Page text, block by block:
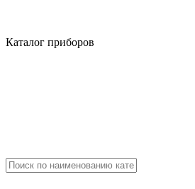
Каталог приборов